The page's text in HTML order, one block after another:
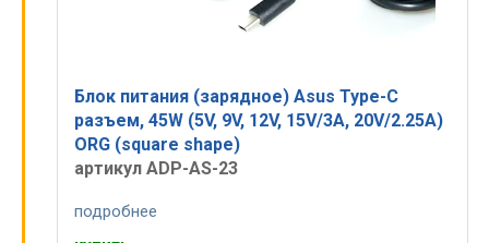
Блок питания (зарядное) Asus Type-C
разъем, 45W (5V, 9V, 12V, 15V/3A, 20V/2.25A)
ORG (square shape)
артикул ADP-AS-23
подробнее